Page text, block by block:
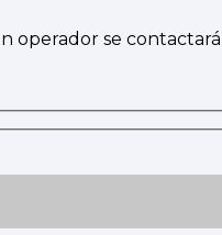
operador se